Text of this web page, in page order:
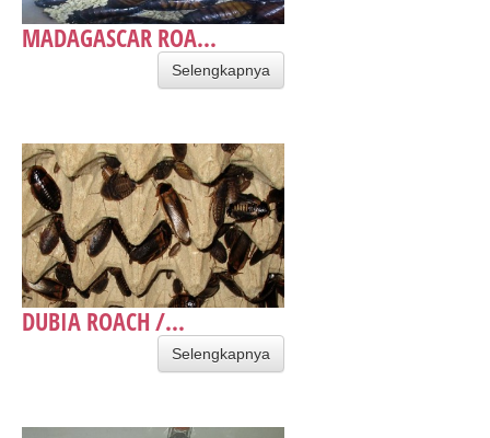
MADAGASCAR ROA...
Selengkapnya
DUBIA ROACH /...
Selengkapnya